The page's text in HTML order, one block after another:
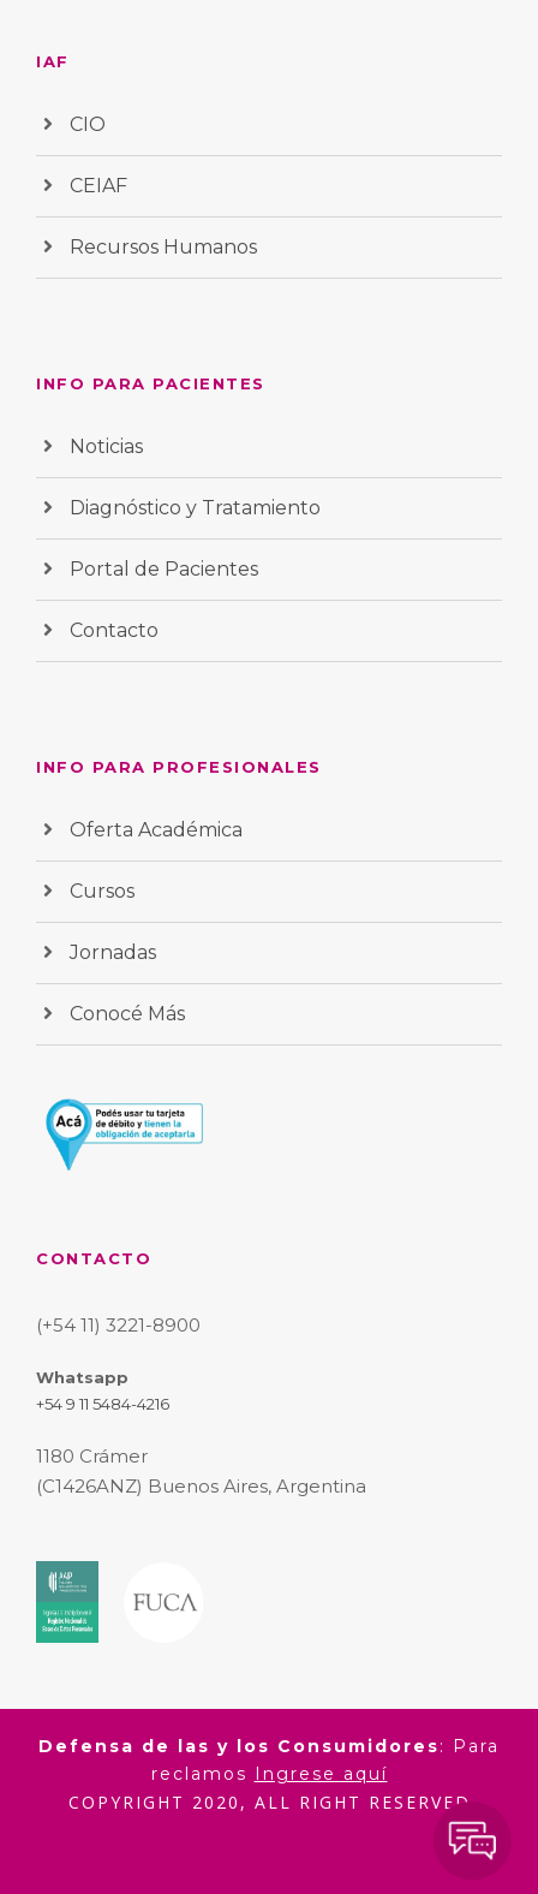
IAF
CIO
CEIAF
Recursos Humanos
INFO PARA PACIENTES
Noticias
Diagnóstico y Tratamiento
Portal de Pacientes
Contacto
INFO PARA PROFESIONALES
Oferta Académica
Cursos
Jornadas
Conocé Más
CONTACTO
(+54 11) 3221-8900
Whatsapp
+54 9 11 5484-4216
1180 Crámer
(C1426ANZ) Buenos Aires, Argentina
Defensa de las y los Consumidores: Para
reclamos Ingrese aquí
COPYRIGHT 2020, ALL RIGHT RESERVED